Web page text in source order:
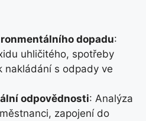
dopadu:
uhličitého, spotřeby
nakládání s odpady ve
odpovědnosti: Analýza
zapojení do